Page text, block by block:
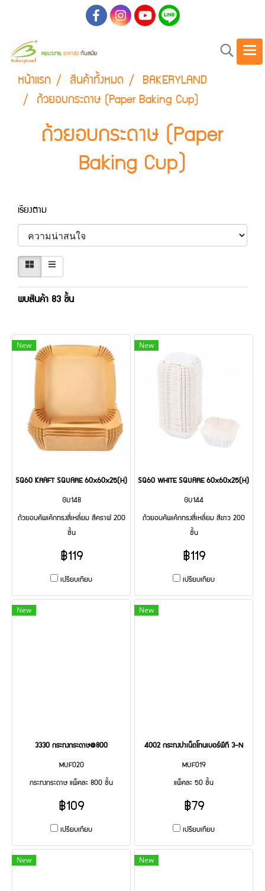
หน้าแรก สินค้าทั้งหมด BAKERYLAND
ถ้วยอบกระดาษ (Paper Baking Cup)
ถ้วยอบกระดาษ (Paper
Baking Cup)
เรียงตาม
พบสินค้า 83 ชิ้น
New
SQ60 KRAFT SQUARE 60x60x25(H)@200
GU148
ถ้วยอบคัพเค้กทรงสี่เหลี่ยม สีคราฟ 200
ชิ้น
฿119
เปรียบเทียบ
New
SQ60 WHITE SQUARE
GU144
ถ้วยอบคัพเค้กทรงสี่เหลี่ยม สีขาว 200
ชิ้น
฿119
เปรียบเทียบ
New
3330 กระทงกระดาษ@800
MUF020
กระทงกระดาษ แพ็คละ 800 ชิ้น
฿109
เปรียบเทียบ
New
4002 กระทงปาเน็ตโทนเบอร์พีที 3-N
MUF019
แพ็คละ 50 ชิ้น
฿79
เปรียบเทียบ
New New